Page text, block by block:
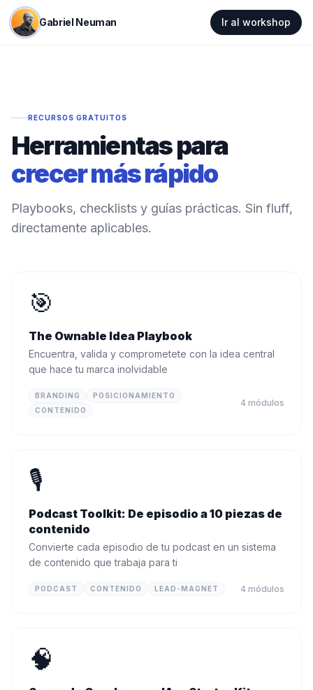
Gabriel Neuman Ir al workshop
RECURSOS GRATUITOS
Herramientas para
crecer más rápido
Playbooks, checklists y guías prácticas. Sin fluff,
directamente aplicables.
🎯
The Ownable Idea Playbook
Encuentra, valida y comprometete con la idea central
que hace tu marca inolvidable
BRANDING
POSICIONAMIENTO
CONTENIDO
4 módulos
🎙️
Podcast Toolkit: De episodio a 10 piezas de
contenido
Convierte cada episodio de tu podcast en un sistema
de contenido que trabaja para ti
PODCAST CONTENIDO LEAD-MAGNET 4 módulos
🧠